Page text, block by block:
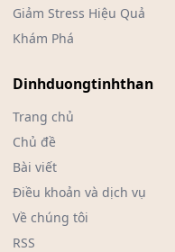
Giảm Stress Hiệu Quả
Khám Phá
Dinhduongtinhthan
Trang chủ
Chủ đề
Bài viết
Điều khoản và dịch vụ
Về chúng tôi
RSS